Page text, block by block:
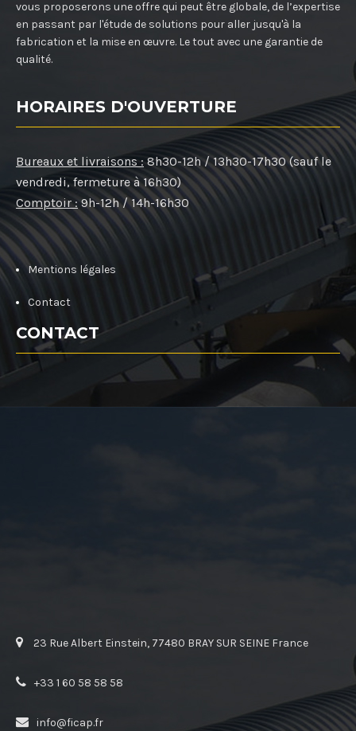
vous proposerons une offre qui peut être globale, de l’expertise
en passant par l'étude de solutions pour aller jusqu'à la
fabrication et la mise en œuvre. Le tout avec une garantie de
qualité.
HORAIRES D'OUVERTURE
Bureaux et livraisons : 8h30-12h / 13h30-17h30 (sauf le
vendredi, fermeture à 16h30)
Comptoir : 9h-12h / 14h-16h30
Mentions légales
Contact
CONTACT
23 Rue Albert Einstein, 77480 BRAY SUR SEINE France
+33 1 60 58 58 58
info@ficap.fr